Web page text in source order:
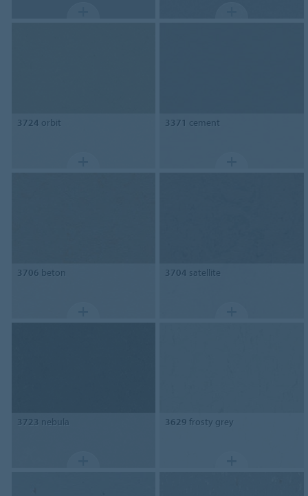
3724 orbit 3371 cement
3706 beton 3704 satellite
3723 nebula 3629 frosty grey